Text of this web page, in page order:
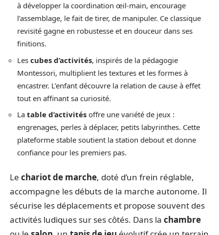
à développer la coordination œil-main, encourage
l’assemblage, le fait de tirer, de manipuler. Ce classique
revisité gagne en robustesse et en douceur dans ses
finitions.
Les cubes d’activités, inspirés de la pédagogie
Montessori, multiplient les textures et les formes à
encastrer. L’enfant découvre la relation de cause à effet
tout en affinant sa curiosité.
La table d’activités offre une variété de jeux :
engrenages, perles à déplacer, petits labyrinthes. Cette
plateforme stable soutient la station debout et donne
confiance pour les premiers pas.
Le chariot de marche, doté d’un frein réglable,
accompagne les débuts de la marche autonome. Il
sécurise les déplacements et propose souvent des
activités ludiques sur ses côtés. Dans la chambre